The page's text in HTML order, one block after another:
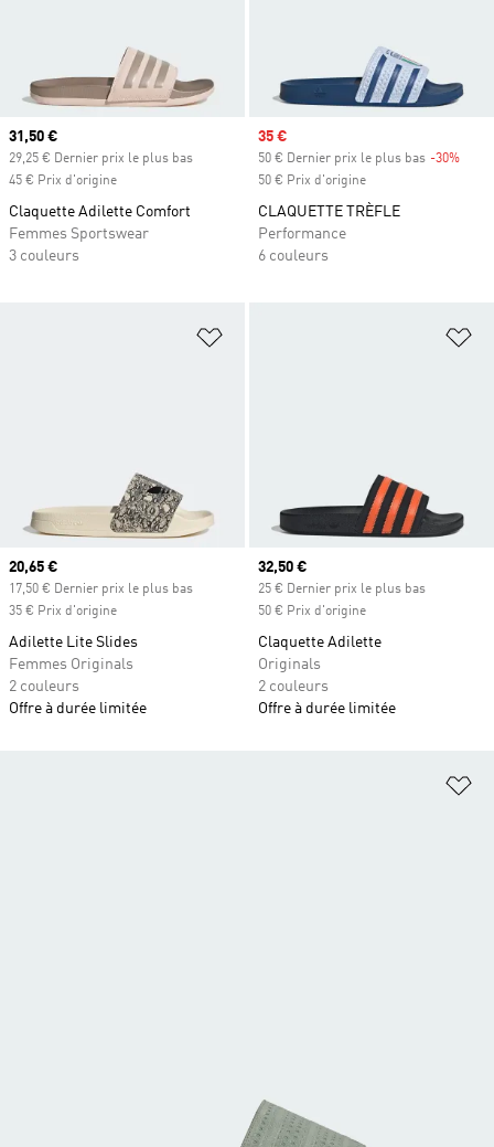
Prix actuel
31,50 €
29,25 € Dernier prix le plus bas
45 € Prix d'origine
Claquette Adilette Comfort
Femmes Sportswear
3 couleurs
Prix soldé
35 €
50 € Dernier prix le plus bas -30%
50 € Prix d'origine
CLAQUETTE TRÈFLE
Performance
6 couleurs
Ajouter à la Liste de produits
Prix actuel
20,65 €
17,50 € Dernier prix le plus bas
35 € Prix d'origine
Adilette Lite Slides
Femmes Originals
2 couleurs
Offre à durée limitée
Prix actuel
32,50 €
25 € Dernier prix le plus bas
50 € Prix d'origine
Claquette Adilette
Originals
2 couleurs
Offre à durée limitée